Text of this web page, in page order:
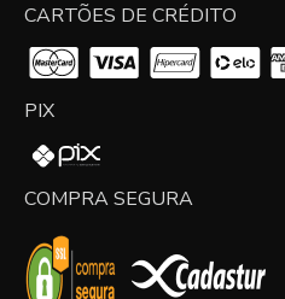
CARTÕES DE CRÉDITO
PIX
COMPRA SEGURA